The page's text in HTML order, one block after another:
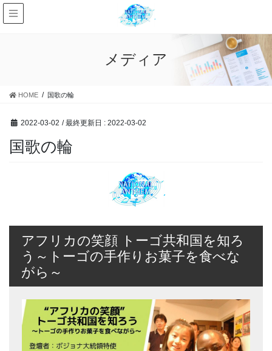
メディア
HOME 国歌の輪
2022-03-02 / 最終更新日 : 2022-03-02
国歌の輪
アフリカの笑顔 トーゴ共和国を知ろ
う～トーゴの手作りお菓子を食べな
がら～